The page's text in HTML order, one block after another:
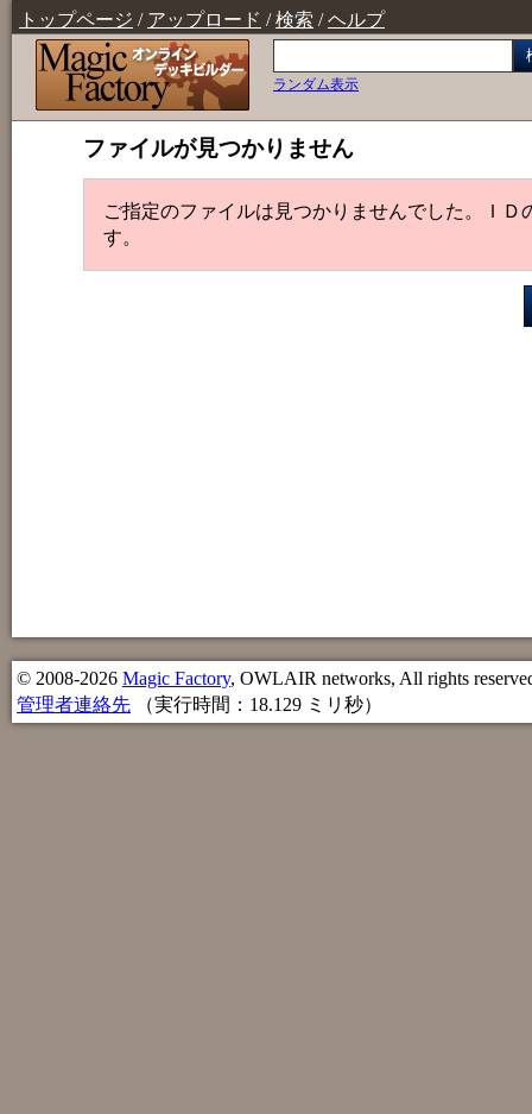
トップページ / アップロード /検索 /ヘルプ
ランダム表示
ファイルが見つかりません
ご指定のファイルは見つかりませんでした。Ｉ
す。
© 2008-2026 Magic Factory, OWLAIR networks, All rights
管理者連絡先 （実行時間：18.129 ミリ秒）